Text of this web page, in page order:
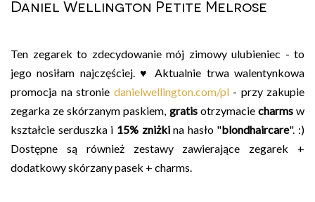
Daniel Wellington Petite Melrose
Ten zegarek to zdecydowanie mój zimowy ulubieniec - to
jego nosiłam najczęściej. ♥ Aktualnie trwa walentynkowa
promocja na stronie danielwellington.com/pl- przy zakupie
zegarka ze skórzanym paskiem, gratisotrzymacie charmsw
kształcie serduszka i 15% zniżkina hasło "blondhaircare". :)
Dostępne są również zestawy zawierające zegarek +
dodatkowy skórzany pasek + charms.